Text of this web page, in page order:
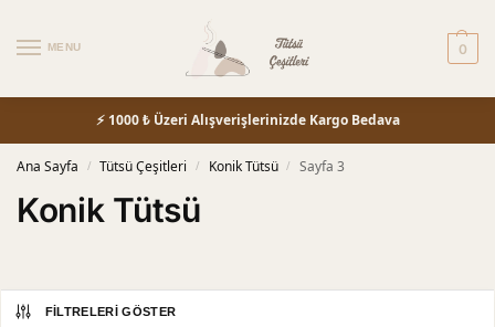
MENU 0
⚡ 1000 ₺ Üzeri Alışverişlerinizde Kargo Bedava
Ana Sayfa / Tütsü Çeşitleri / Konik Tütsü / Sayfa 3
Konik Tütsü
FILTRELERI GÖSTER